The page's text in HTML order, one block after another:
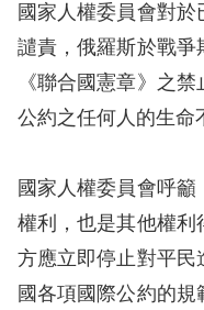
權
業
務
人
權
公
約
國家人權委員會對
譴責，俄羅斯於戰爭
《聯合國憲章》之
公約之任何人的生命
國家人權委員會呼
權利，也是其他權利
方應立即停止對平民
國各項國際公約的